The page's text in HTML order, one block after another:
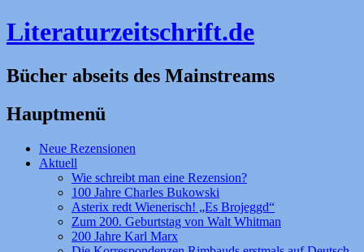
Literaturzeitschrift.de
Bücher abseits des Mainstreams
Hauptmenü
Zum
Inhalt
Neue Rezensionen
Aktuell
Wie schreibt man eine Rezension?
100 Jahre Charles Bukowski
Asterix redt Wienerisch! „Es Brojeggd“
Zum 200. Geburtstag von Walt Whitman
200 Jahre Karl Marx